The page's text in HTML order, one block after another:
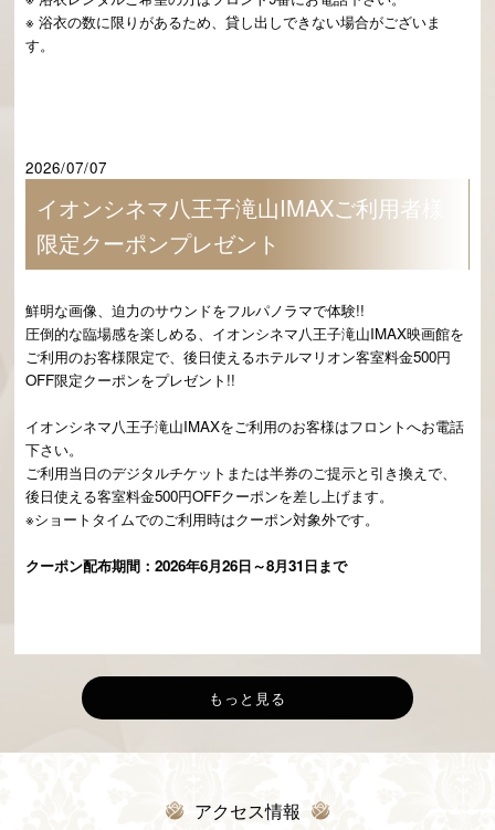
※ 浴衣の数に限りがあるため、貸し出しできない場合がございま
す。
2026/07/07
イオンシネマ八王子滝山IMAXご利用者様
限定クーポンプレゼント
鮮明な画像、迫力のサウンドをフルパノラマで体験!!
圧倒的な臨場感を楽しめる、イオンシネマ八王子滝山IMAX映画館を
ご利用のお客様限定で、後日使えるホテルマリオン客室料金500円
OFF限定クーポンをプレゼント!!
イオンシネマ八王子滝山IMAXをご利用のお客様はフロントへお電話
下さい。
ご利用当日のデジタルチケットまたは半券のご提示と引き換えで、
後日使える客室料金500円OFFクーポンを差し上げます。
※ショートタイムでのご利用時はクーポン対象外です。
クーポン配布期間：2026年6月26日～8月31日まで
もっと見る
アクセス情報